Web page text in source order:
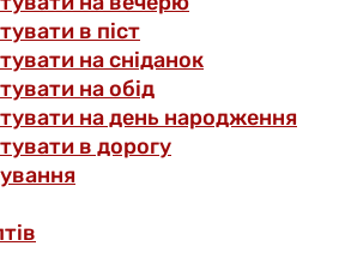
в піст
на сніданок
на обід
на день народження
в дорогу